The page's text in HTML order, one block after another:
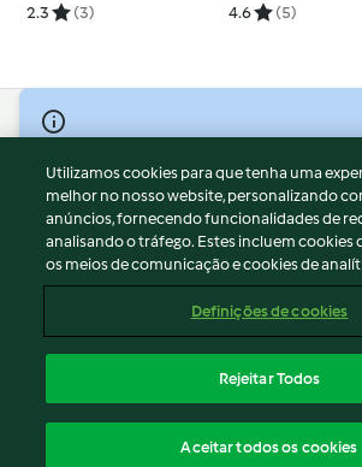
2.3 (3) 4.6 (5)
© Copyright 2026
Termos de Utilização
Aviso sobre Proteção de Dados
Aviso
Apoio legal
Conteúdo do relatório
Declaração de acessibilidade
Utilizamos cookies para que tenha uma
melhor no nosso website, personalizando
anúncios, fornecendo funcionalidades de
analisando o tráfego. Estes incluem cookies
os meios de comunicação e cookies de
Definições de cookies
Rejeitar Todos
Aceitar todos os cookies